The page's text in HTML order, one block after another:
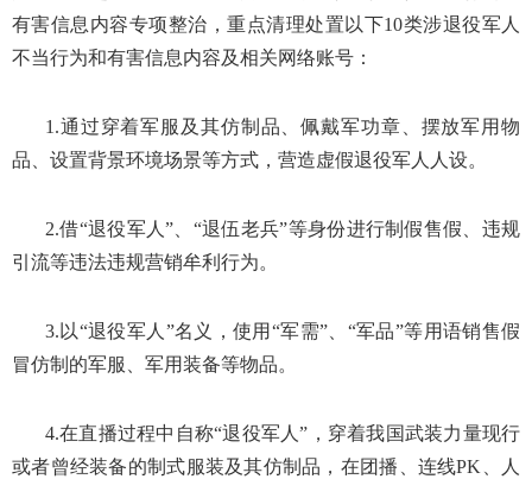
有害信息内容专项整治，重点清理处置以下10类涉退役军人
不当行为和有害信息内容及相关网络账号：
1.通过穿着军服及其仿制品、佩戴军功章、摆放军用物
品、设置背景环境场景等方式，营造虚假退役军人人设。
2.借“退役军人”、“退伍老兵”等身份进行制假售假、违规
引流等违法违规营销牟利行为。
3.以“退役军人”名义，使用“军需”、“军品”等用语销售假
冒仿制的军服、军用装备等物品。
4.在直播过程中自称“退役军人”，穿着我国武装力量现行
或者曾经装备的制式服装及其仿制品，在团播、连线PK、人